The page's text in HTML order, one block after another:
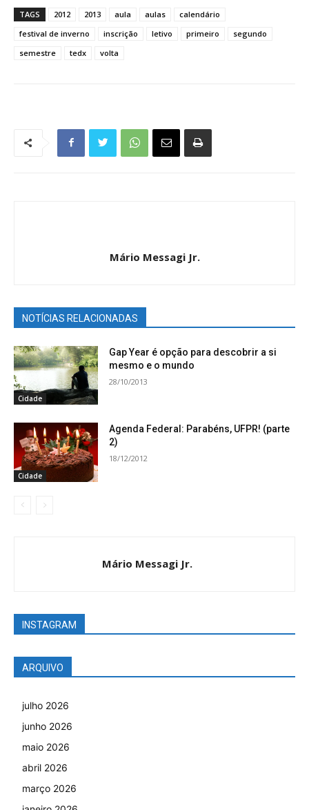
TAGS 2012 2013 aula aulas
calendário
festival de inverno
inscrição letivo primeiro
segundo
semestre
tedx volta
Mário Messagi Jr.
NOTÍCIAS RELACIONADAS
Cidade
Gap Year é opção para descobrir a si
mesmo e o mundo
28/10/2013
Cidade
Agenda Federal: Parabéns, UFPR! (parte
2)
18/12/2012
Mário Messagi Jr.
INSTAGRAM
ARQUIVO
julho 2026
junho 2026
maio 2026
abril 2026
março 2026